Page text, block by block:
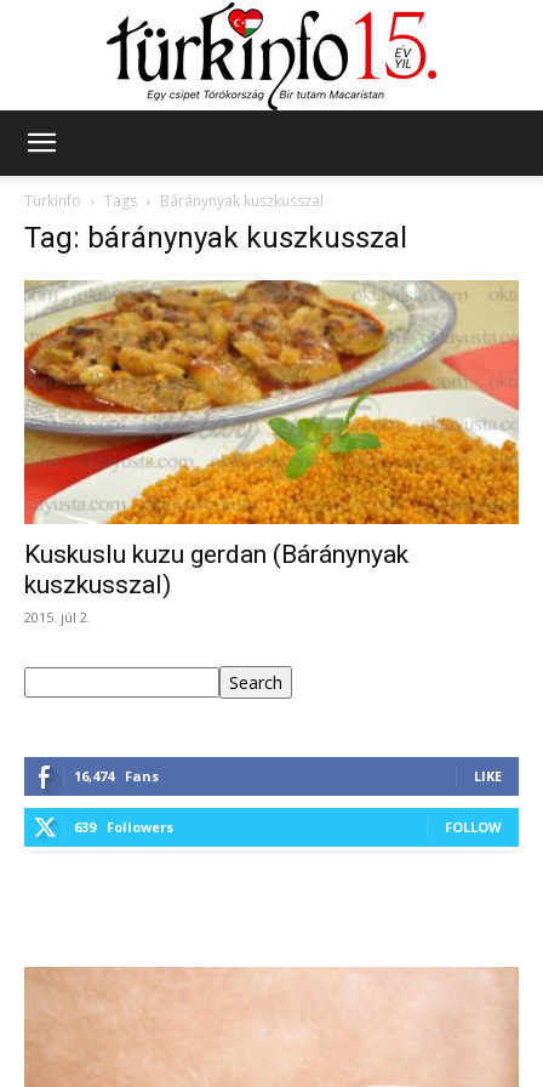
Türkinfo
Tags Báránynyak kuszkusszal
Tag: báránynyak kuszkusszal
Kuskuslu kuzu gerdan (Báránynyak
kuszkusszal)
2015. júl 2.
Search
16,474 Fans LIKE
639 Followers FOLLOW